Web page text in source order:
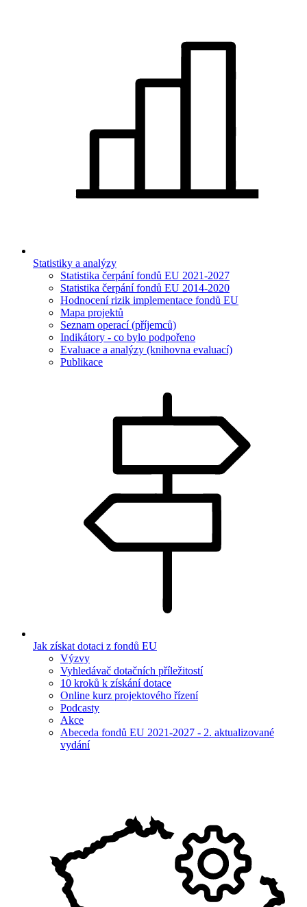
Statistiky a analýzy
Statistika čerpání fondů EU 2021-2027
Statistika čerpání fondů EU 2014-2020
Hodnocení rizik implementace fondů EU
Mapa projektů
Seznam operací (příjemců)
Indikátory - co bylo podpořeno
Evaluace a analýzy (knihovna evaluací)
Publikace
Jak získat dotaci z fondů EU
Výzvy
Vyhledávač dotačních příležitostí
10 kroků k získání dotace
Online kurz projektového řízení
Podcasty
Akce
Abeceda fondů EU 2021-2027 - 2. aktualizované
vydání